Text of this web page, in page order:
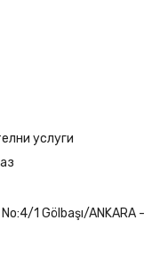
услуги
1 Gölbaşı/ANKARA -